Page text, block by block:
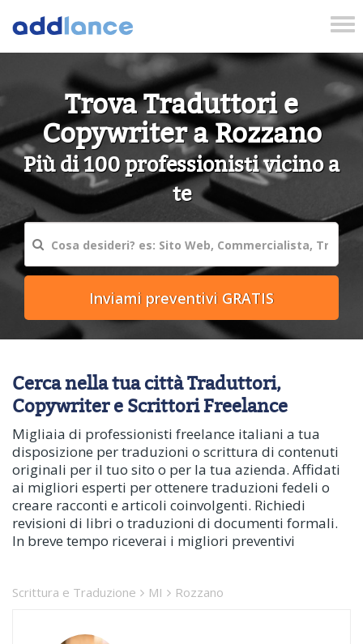
Trova Traduttori e
Copywriter a Rozzano
Più di 100 professionisti vicino a
te
Cerca nella tua città Traduttori,
Copywriter e Scrittori Freelance
Migliaia di professionisti freelance italiani a tua
disposizione per traduzioni o scrittura di contenuti
originali per il tuo sito o per la tua azienda. Affidati
ai migliori esperti per ottenere traduzioni fedeli o
creare racconti e articoli coinvolgenti. Richiedi
revisioni di libri o traduzioni di documenti formali.
In breve tempo riceverai i migliori preventivi
Scrittura e Traduzione MI Rozzano